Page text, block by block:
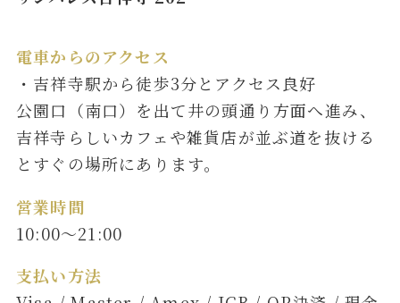
電車からのアクセス
・吉祥寺駅から徒歩3分とアクセス良好
公園口（南口）を出て井の頭通り方面へ進み、
吉祥寺らしいカフェや雑貨店が並ぶ道を抜ける
とすぐの場所にあります。
営業時間
10:00～21:00
支払い方法